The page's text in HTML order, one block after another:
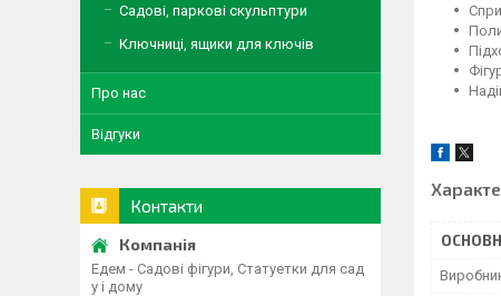
Садові, паркові скульптури
Ключниці, ящики для ключів
Про нас
Відгуки
Контакти
Едем - Садові фігури, Статуетки для сад
у і дому